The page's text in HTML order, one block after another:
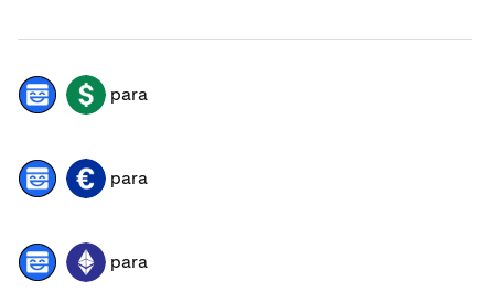
MASK USD para
MASK EUR para
MASK ETH para